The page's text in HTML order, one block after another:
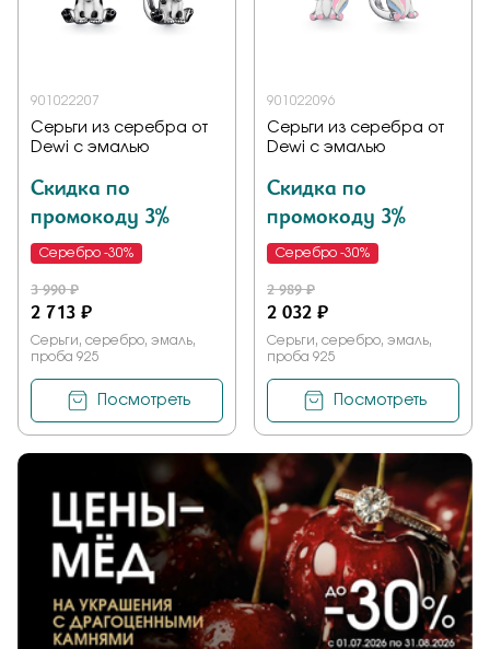
901022207
Серьги из серебра от
Dewi с эмалью
Скидка по
промокоду 3%
Серебро -30%
3 990 ₽
2 713 ₽
Серьги, серебро, эмаль,
проба 925
Посмотреть
901022096
Серьги из серебра от
Dewi с эмалью
Скидка по
промокоду 3%
Серебро -30%
2 989 ₽
2 032 ₽
Серьги, серебро, эмаль,
проба 925
Посмотреть
Заказать
Подтверждаю, что я ознакомлен и согласен с условиями
политики конфиденциальности
Отправить